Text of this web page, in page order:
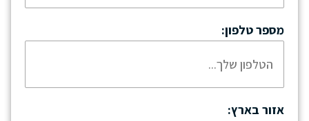
מספר טלפון:
אזור בארץ: